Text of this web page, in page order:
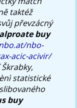
taktéž
převzácný
buy
nbo-
acic-acivir/
statistické
buy